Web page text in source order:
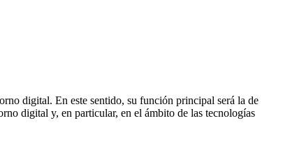
digital. En este sentido, su función principal será la de
digital y, en particular, en el ámbito de las tecnologías